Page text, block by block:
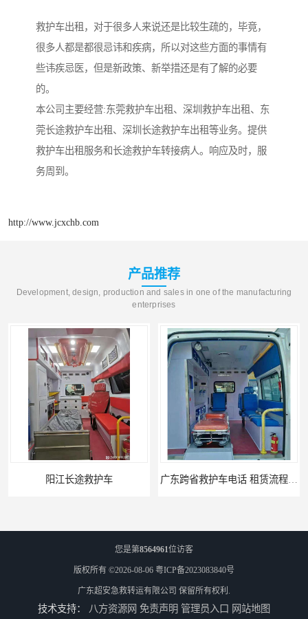
救护车出租，对于很多人来说还是比较生疏的，毕竟，
很多人都是都很忌讳和疾病，所以对这些方面的事情有
些讳疾忌医，但是新政策、新举措还是有了解的必要
的。
本公司主要经营:东莞救护车出租、深圳救护车出租、东
莞长途救护车出租、深圳长途救护车出租等业务。提供
救护车出租服务和长途救护车转接病人。响应及时，服
务周到。
http://www.jcxchb.com
产品推荐
Development, design, production and sales in one of the manufacturing
enterprises
阳江长途救护车 广东跨省救护车电话 租赁流程简单 紧急服务
您是第8564961位访客
版权所有 ©2026-08-06 粤ICP备2023083840号
广东超安急救转运有限公司 保留所有权利.
技术支持： 八方资源网 免责声明 管理员入口 网站地图